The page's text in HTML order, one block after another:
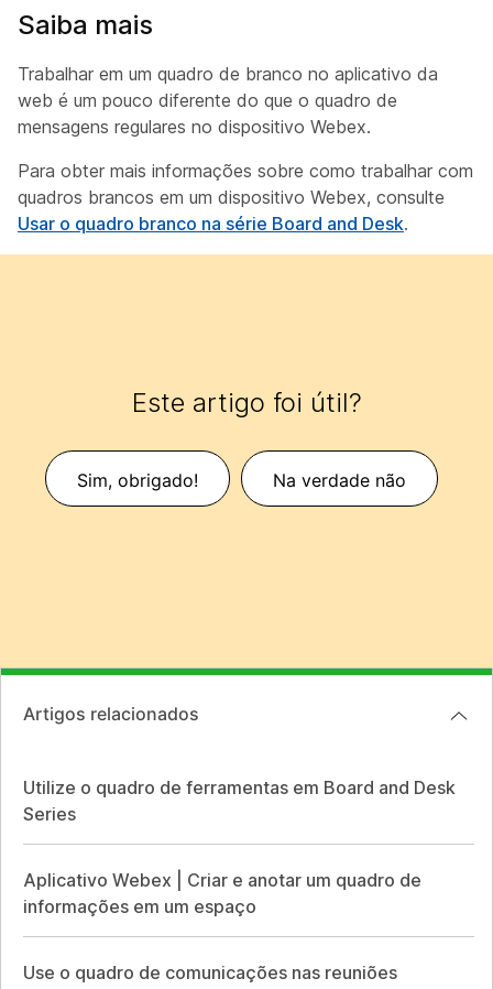
Saiba mais
Trabalhar em um quadro de branco no aplicativo da
web é um pouco diferente do que o quadro de
mensagens regulares no dispositivo Webex.
Para obter mais informações sobre como trabalhar com
quadros brancos em um dispositivo Webex, consulte
Usar o quadro branco na série Board and Desk.
Este artigo foi útil?
Sim, obrigado! Na verdade não
Artigos relacionados
Utilize o quadro de ferramentas em Board and Desk
Series
Aplicativo Webex | Criar e anotar um quadro de
informações em um espaço
Use o quadro de comunicações nas reuniões